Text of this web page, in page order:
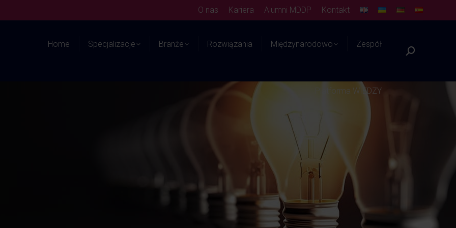
O nas Kariera Alumni MDDP Kontakt
Home Specjalizacje Branże Rozwiązania Międzynarodowo Zespół
Platforma WIEDZY
Szukaj: